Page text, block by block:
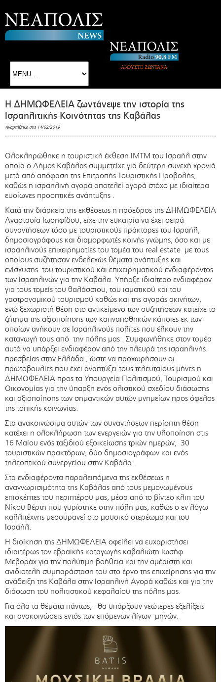
ΑΚΟΥΣΤΕ ΖΩΝΤΑΝΑ
Η ΔΗΜΩΦΕΛΕΙΑ ζωντάνεψε την ιστορία της
Ισραηλιτικής Κοινότητας της Καβάλας
Αναρτήθηκε στις 14/02/2019
Ολοκληρώθηκε η τουριστική έκθεση ΙΜΤΜ του Ισραήλ στην
οποία ο Δήμος Καβάλας συμμετείχε για δεύτερη συνεχή χρονιά
μετά από απόφαση της Επιτροπής Τουριστικής Προβολής,
καθώς η ισραηλινή αγορά αποτελεί αγορά στόχο με ιδιαίτερα
ευοίωνες προοπτικές ανάπτυξης .
Κατά την διάρκεια της εκθέσεως η πρόεδρος της ΔΗΜΩΦΕΛΕΙΑ
Αναστασία Ιωσηφίδου, είχε την ευκαιρία να έχει σειρά
συναντήσεων τόσο με τουριστικούς πράκτορες του Ισραήλ,
δημοσιογράφους και διαμορφωτές κοινής γνώμης, όσο και με
ισραηλινούς επιχειρηματίες του τομέα του real estate με τους
οποίους συζήτησαν ενδελεχώς θέματα ανάπτυξης και
ενίσχυσης του τουριστικού και επιχειρηματικού ενδιαφέροντος
των Ισραηλινών για την Καβάλα. Υπήρξε ιδιαίτερο ενδιαφέρον
για τους τομείς του θαλάσσιου, του ιαματικού και του
γαστρονομικού τουρισμού καθώς και της αγοράς ακινήτων,
ενώ ξεχωριστή θέση στο αντικείμενο των συζητήσεων κατείχε το
ζήτημα της αξιοποίησης των καπναποθηκών κάποιες εκ των
οποίων ανήκουν σε Ισραηλινούς πολίτες που έλκουν την
καταγωγή τους από την πόλης μας . Συμφωνήθηκε στον τομέα
αυτό να υπάρξει ενδιαφέρον από την πλευρά της ισραηλινής
πρεσβείας στην Ελλάδα , ώστε να προχωρήσουν οι
πρωτοβουλίες που έχει αναπτύξει τους τελευταίους μήνες η
ΔΗΜΩΦΕΛΕΙΑ προς τα Υπουργεία Πολιτισμού, Τουρισμού και
Οικονομίας για την ύπαρξη ενός ολιστικού σχεδίου διάσωσης
και αξιοποίησης των σημαντικών αυτών μνημείων προς όφελος
της τοπικής κοινωνίας.
Στα ανακοινώσιμα αυτών των συναντήσεων περίοπτη θέση
κατέχει η ολοκλήρωση των ενεργειών για την υλοποίηση στις
16 Μαίου ενός ταξιδιού εξοικείωσης τριών ημερών, 30
τουριστικών πρακτόρων, δύο δημοσιογράφων και ενός
τηλεοπτικού συνεργείου στην Καβάλα .
Στα ενδιαφέροντα παραλειπόμενα της εκθέσεως η
αναγνωρισιμότητα της Καβάλας από τους μεμονωμένους
επισκέπτες του περιπτέρου μας, μέσα από το βίντεο κλιπ του
Νίκου Βέρτη που γυρίστηκε στην πόλη μας, καθώς ο εν λόγω
καλλιτέχνης μεσουρανεί στο μουσικό στερέωμα και του
Ισραήλ.
Η διοίκηση της ΔΗΜΩΦΕΛΕΙΑ οφείλει να ευχαριστήσει
ιδιαιτέρως τον εβραϊκής καταγωγής καβαλιώτη Ιωσήφ
Μεβοράχ για την πολύτιμη βοήθεια και την αμέριστη και
ανιδιοτελή συμπαράσταση του στο έργο της επιχείρησης για την
ανάδειξη της Καβάλα στην Ισραηλινή Αγορά καθώς και για την
διάσωση του πολιτιστικού κεφαλαίου της πόλης μας.
Για όλα τα θέματα πάντως, θα υπάρξουν νεώτερες εξελίξεις
και ανακοινώσεις εντός των επόμενων λίγων μηνών.